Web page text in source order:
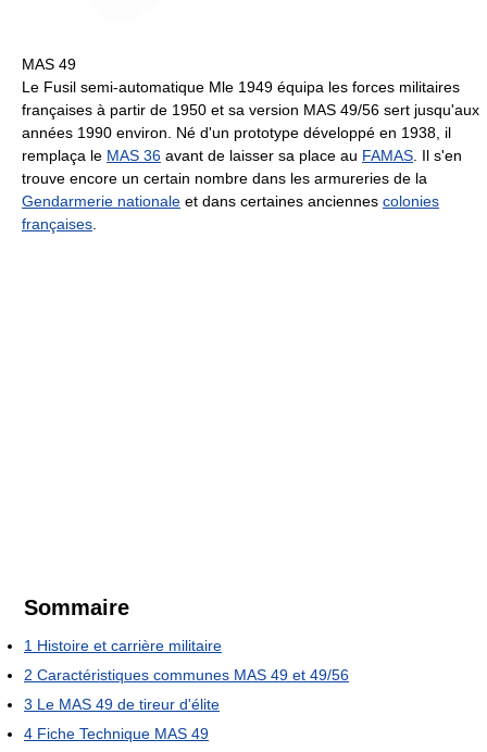
MAS 49
Le Fusil semi-automatique Mle 1949 équipa les forces militaires
françaises à partir de 1950 et sa version MAS 49/56 sert jusqu'aux
années 1990 environ. Né d'un prototype développé en 1938, il
remplaça le MAS 36 avant de laisser sa place au FAMAS . Il s'en
trouve encore un certain nombre dans les armureries de la
Gendarmerie nationale et dans certaines anciennes colonies
françaises
Sommaire
1 Histoire et carrière militaire
2 Caractéristiques communes MAS 49 et 49/56
3 Le MAS 49 de tireur d'élite
4 Fiche Technique MAS 49